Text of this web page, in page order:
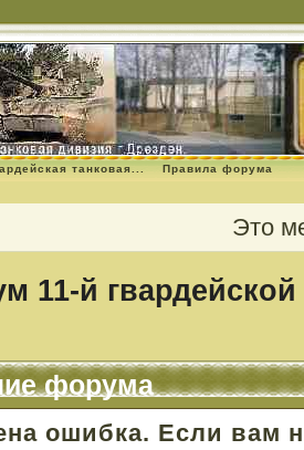
танковая... Правила форума
Это
11-й гвардейской
форума
ошибка. Если вам